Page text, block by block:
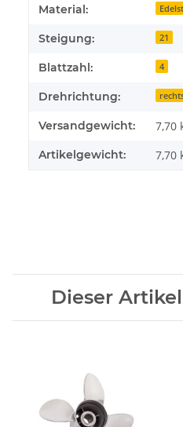
Produkteigenschaft
Wert
Material:
Steigung: 21
Blattzahl: 4
Drehrichtung:
Versandgewicht: 7,70
Artikelgewicht: 7,70
Dieser